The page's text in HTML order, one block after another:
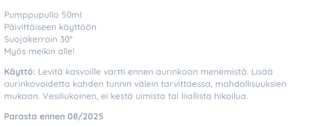
Pumppupullo 50ml
Päivittäiseen käyttöön
Suojakerroin 30°
Myös meikin alle!
Käyttö: Levitä kasvoille vartti ennen aurinkoon menemistä. Lisää
aurinkovoidetta kahden tunnin välein tarvittaessa, mahdollisuuksien
mukaan. Vesiliukoinen, ei kestä uimista tai liiallista hikoilua.
Parasta ennen 08/2025